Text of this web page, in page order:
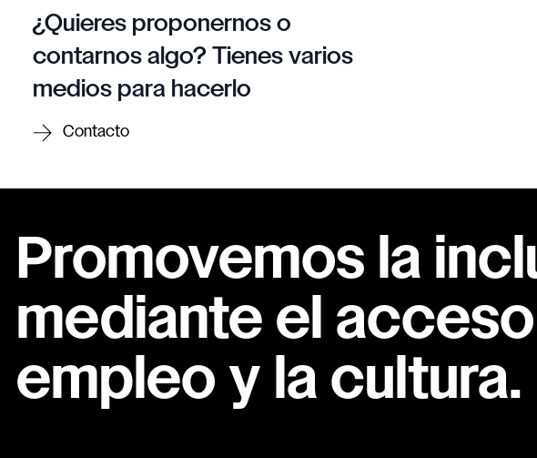
¿Quieres proponernos o
contarnos algo? Tienes varios
medios para hacerlo
Contacto
Promovemos la
mediante el
empleo y la cultura.